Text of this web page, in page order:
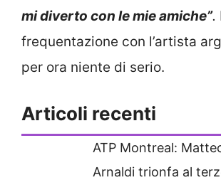
mi diverto con le mie amiche”.
frequentazione con l’artista
per ora niente di serio.
Articoli recenti
ATP Montreal:
Arnaldi trionfa al